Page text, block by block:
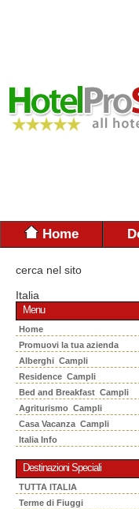
Home
cerca nel sito
Italia
Menu
Home
Promuovi la tua azienda
Alberghi Campli
Residence Campli
Bed and Breakfast Campli
Agriturismo Campli
Casa Vacanza Campli
Italia Info
Destinazioni Speciali
TUTTA ITALIA
Terme di Fiuggi